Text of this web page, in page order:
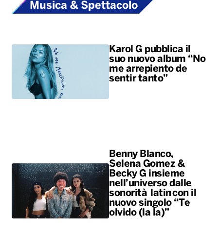
Musica & Spettacolo
Karol G pubblica il
suo nuovo album “No
me arrepiento de
sentir tanto”
Benny Blanco,
Selena Gomez &
Becky G insieme
nell’universo dalle
sonorità latin con il
nuovo singolo “Te
olvido (la la)”